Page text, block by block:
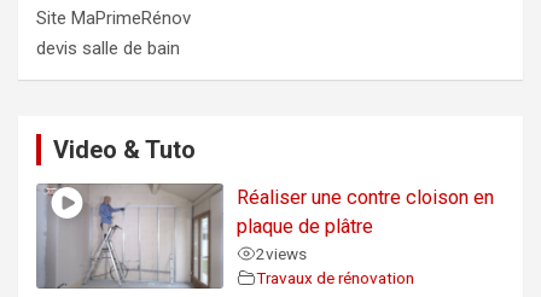
Site MaPrimeRénov
devis salle de bain
Video & Tuto
Réaliser une contre cloison en
plaque de plâtre
2views
Travaux de rénovation